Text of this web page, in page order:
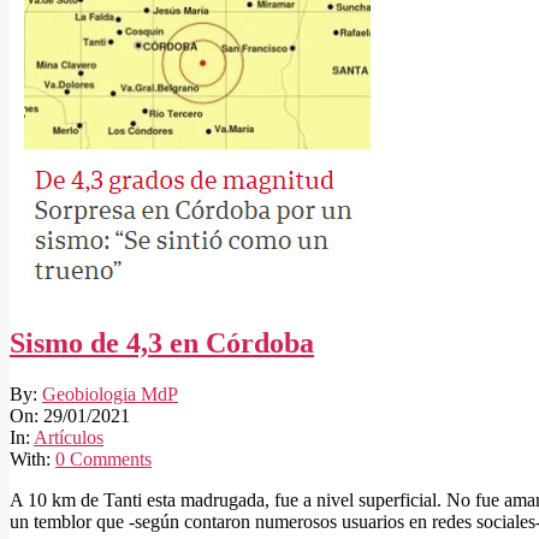
Sismo de 4,3 en Córdoba
2021-
01-
29
By: Geobiologia MdP
On: 29/01/2021
In: Artículos
With: 0 Comments
A 10 km de Tanti esta madrugada, fue a nivel superficial. No fue
un temblor que -según contaron numerosos usuarios en redes